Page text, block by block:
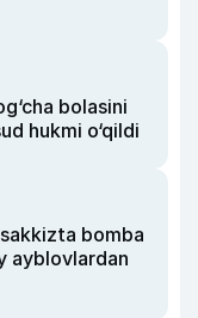
bolasini
hukmi o‘qildi
bomba
ayblovlardan